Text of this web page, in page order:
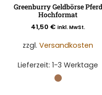
Greenburry Geldbörse Pferd
Hochformat
41,50 € inkl. MwSt.
zzgl.Versandkosten
Lieferzeit:1-3 Werktage